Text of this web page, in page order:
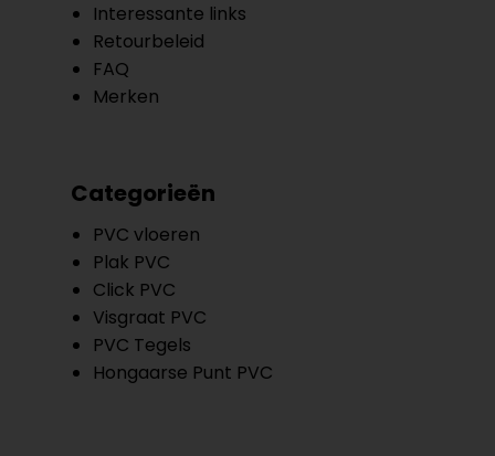
Interessante links
Retourbeleid
FAQ
Merken
Categorieën
PVC vloeren
Plak PVC
Click PVC
Visgraat PVC
PVC Tegels
Hongaarse Punt PVC